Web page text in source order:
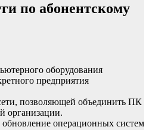
по абонентскому
оборудования
предприятия
позволяющей объединить ПК
организации.
обновление операционных систем